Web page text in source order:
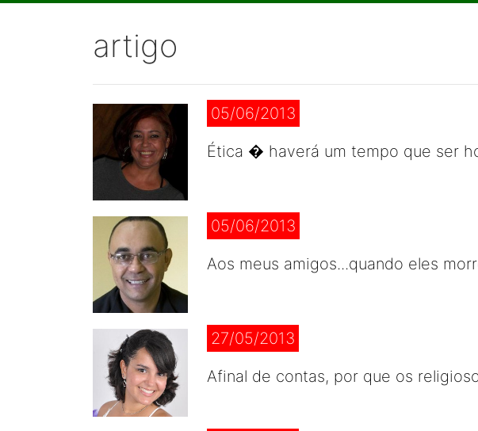
artigo
05/06/2013
Ética � haverá um tempo que ser
05/06/2013
Aos meus amigos...quando eles
27/05/2013
Afinal de contas, por que os